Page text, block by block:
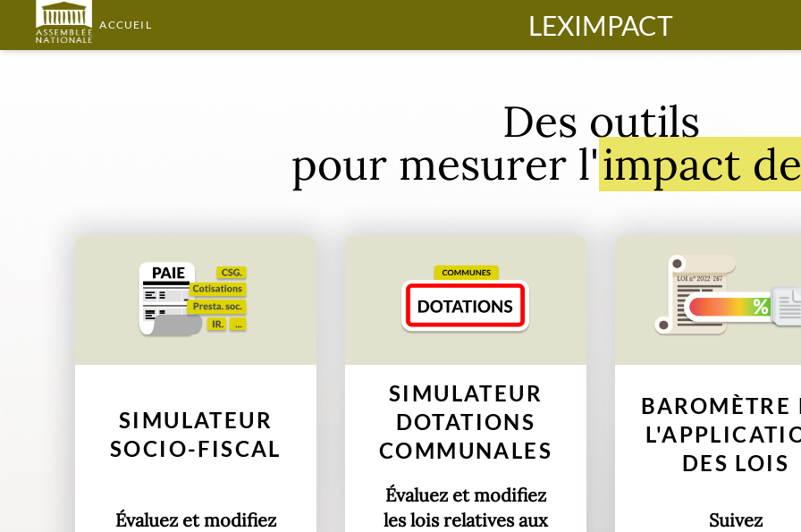
ACCUEIL LEXIMPACT
Des outils
pour mesurer l'impact
SIMULATEUR
SOCIO-FISCAL
Évaluez et modifiez
SIMULATEUR
DOTATIONS
COMMUNALES
Évaluez et modifiez
les lois relatives aux
BAROMÈTRE
DES LOIS
Suivez